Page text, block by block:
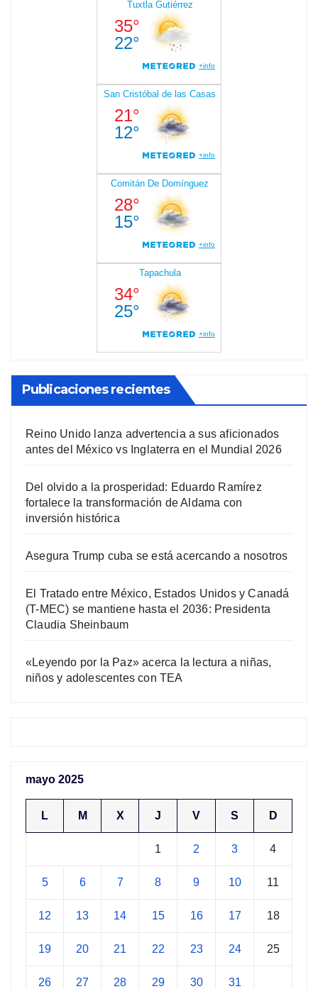
Publicaciones recientes
Reino Unido lanza advertencia a sus aficionados
antes del México vs Inglaterra en el Mundial 2026
Del olvido a la prosperidad: Eduardo Ramírez
fortalece la transformación de Aldama con
inversión histórica
Asegura Trump cuba se está acercando a nosotros
El Tratado entre México, Estados Unidos y Canadá
(T-MEC) se mantiene hasta el 2036: Presidenta
Claudia Sheinbaum
«Leyendo por la Paz» acerca la lectura a niñas,
niños y adolescentes con TEA
mayo 2025
L M X J V S D
1 2 3 4
5 6 7 8 9 10 11
12 13 14 15 16 17 18
19 20 21 22 23 24 25
26 27 28 29 30 31